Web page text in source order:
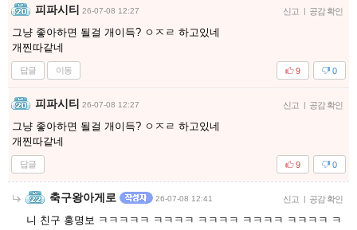
피파시티 26-07-08 12:27 신고 공감 확인
그냥 좋아하면 될걸 개이득? ㅇㅈㄹ 하고있네
개찐따같네
답글 이동 0
9
피파시티 26-07-08 12:27 신고 공감 확인
그냥 좋아하면 될걸 개이득? ㅇㅈㄹ 하고있네
개찐따같네
답글 0
9
축구왕아게로 26-07-08 12:41 신고 공감 확인
니 친구 홍명보 ㅋㅋㅋㅋㅋ ㅋㅋㅋㅋ ㅋㅋㅋㅋ ㅋㅋㅋㅋ ㅋㅋㅋㅋ ㅋ